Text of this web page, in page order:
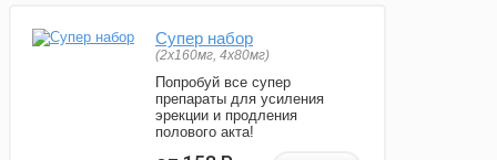
Супер набор
(2х160мг, 4х80мг)
Попробуй все супер
препараты для усиления
эрекции и продления
полового акта!